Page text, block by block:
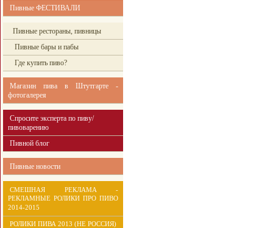
Пивные ФЕСТИВАЛИ
Пивные рестораны, пивницы
Пивные бары и пабы
Где купить пиво?
Магазин пива в Штутгарте -
фотогалерея
Спросите эксперта по пиву/
пивоварению
Пивной блог
Пивные новости
СМЕШНАЯ РЕКЛАМА -
РЕКЛАМНЫЕ РОЛИКИ ПРО ПИВО
2014-2015
РОЛИКИ ПИВА 2013 (НЕ РОССИЯ)